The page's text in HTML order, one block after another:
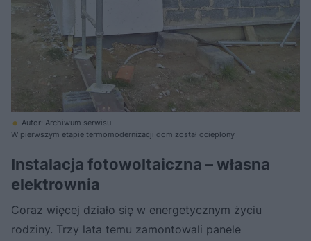
Autor: Archiwum serwisu
W pierwszym etapie termomodernizacji dom został ocieplony
Instalacja fotowoltaiczna – własna
elektrownia
Coraz więcej działo się w energetycznym życiu
rodziny. Trzy lata temu zamontowali panele